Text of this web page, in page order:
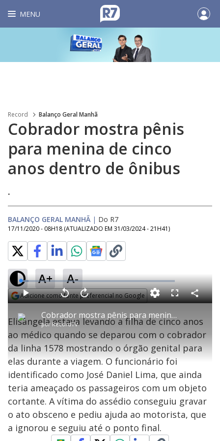
MENU
Record Balanço Geral Manhã
Cobrador mostra pênis
para menina de cinco
anos dentro de ônibus
.
BALANÇO GERAL MANHÃ | Do R7
17/11/2020 - 08H18 (ATUALIZADO EM 31/03/2024 - 21H41)
A+ A-
Adicione como fonte preferencial no Google
P
l
a
y
Cobrador mostra pênis para menina de cinco anos dentro de ônibus
por RecordTV
P V
t
a
r
0
e
g
n
d
s
A
n
a
1
s
e
u
n
o
M
u
d
o
L
o
a
d
e
4
.
9
8
%
F
l
s
c
e
n
C
o
a
r
i
l
a
Elisângela estava levando a filha de cinco anos
ao médico quando se deparou com o cobrador
da linha 1578 mostrando o órgão genital para
elas durante a viagem. O funcionário foi
identificado como José Daniel Lima, que ainda
teria ameaçado os passageiros com um objeto
cortante. A vítima do assédio conseguiu gravar
o ato obsceno e pediu ajuda ao motorista, que
a ignorou e seguiu até o ponto final.